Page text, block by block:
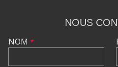
NOUS
NOM *